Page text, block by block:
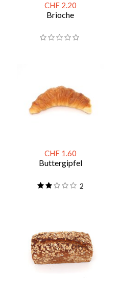
CHF 2.20
Brioche
CHF 1.60
Buttergipfel
2